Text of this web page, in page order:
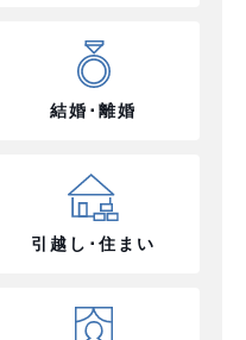
結婚･離婚
引越し･住まい